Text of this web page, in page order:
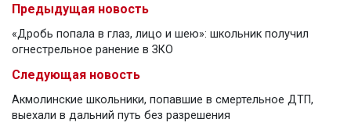
Предыдущая новость
«Дробь попала в глаз, лицо и шею»: школьник получил
огнестрельное ранение в ЗКО
Следующая новость
Акмолинские школьники, попавшие в смертельное ДТП,
выехали в дальний путь без разрешения